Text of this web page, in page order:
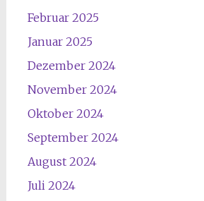
Februar 2025
Januar 2025
Dezember 2024
November 2024
Oktober 2024
September 2024
August 2024
Juli 2024